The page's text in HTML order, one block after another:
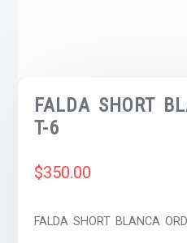
FALDA SHORT
T-6
$350.00
FALDA SHORT BLANCA